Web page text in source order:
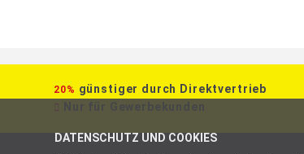
DATENSCHUTZ UND COOKIES
20% günstiger durch Direktvertrieb